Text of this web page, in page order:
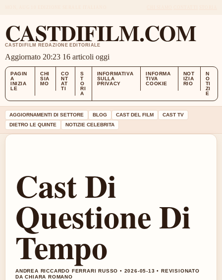
CASTDIFILM.COM
CASTDIFILM REDAZIONE EDITORIALE
Aggiornato 20:23 16 articoli oggi
PAGIN
A
INIZIA
LE
CHI
SIA
MO
CO
NT
AT
TI
S
T
O
RI
A
INFORMATIVA
SULLA
PRIVACY
INFORMA
TIVA
COOKIE
NOT
IZIA
RIO
N
O
TI
ZI
E
AGGIORNAMENTI DI SETTORE BLOG CAST DEL FILM
CAST TV
DIETRO LE QUINTE
NOTIZIE CELEBRITA
Cast Di
Questione Di
Tempo
ANDREA RICCARDO FERRARI RUSSO • 2026-05-13 • REVISIONATO
DA CHIARA ROMANO